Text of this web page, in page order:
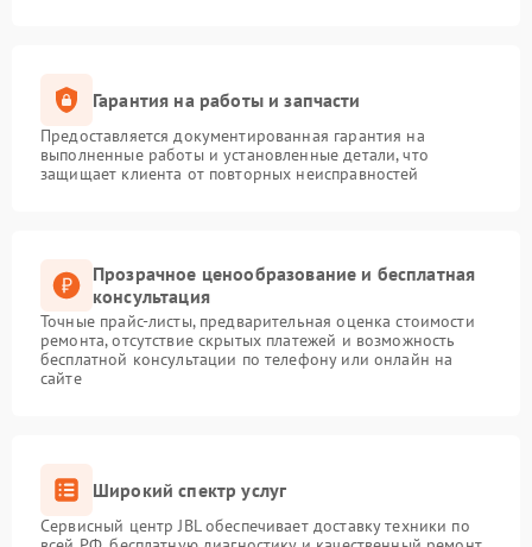
Гарантия на работы и запчасти
Предоставляется документированная гарантия на
выполненные работы и установленные детали, что
защищает клиента от повторных неисправностей
Прозрачное ценообразование и бесплатная
консультация
Точные прайс-листы, предварительная оценка стоимости
ремонта, отсутствие скрытых платежей и возможность
бесплатной консультации по телефону или онлайн на
сайте
Широкий спектр услуг
Сервисный центр JBL обеспечивает доставку техники по